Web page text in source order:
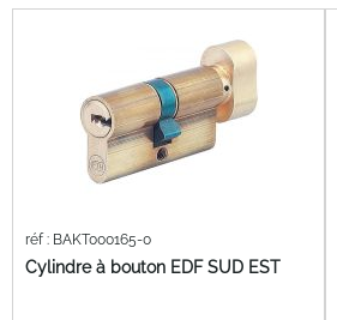
Cylindre à bouton EDF SUD EST
réf : BAKT000165-0